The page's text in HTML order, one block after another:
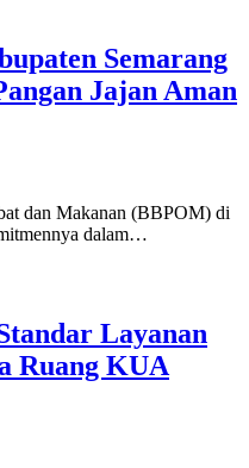
Semarang
Jajan Aman
dan Makanan (BBPOM) di
dalam…
Layanan
Ruang KUA